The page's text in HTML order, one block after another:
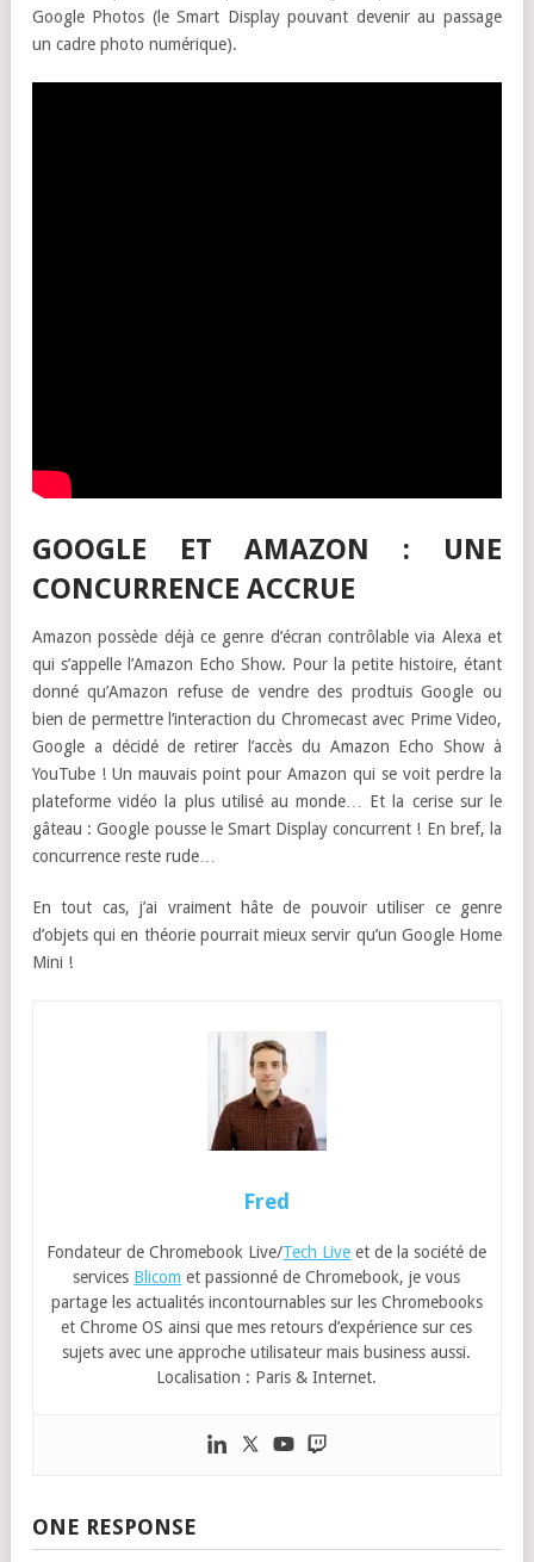
Google Photos (le Smart Display pouvant devenir au passage
un cadre photo numérique).
GOOGLE ET AMAZON : UNE
CONCURRENCE ACCRUE
Amazon possède déjà ce genre d’écran contrôlable via Alexa et
qui s’appelle l’Amazon Echo Show. Pour la petite histoire, étant
donné qu’Amazon refuse de vendre des prodtuis Google ou
bien de permettre l’interaction du Chromecast avec Prime Video,
Google a décidé de retirer l’accès du Amazon Echo Show à
YouTube ! Un mauvais point pour Amazon qui se voit perdre la
plateforme vidéo la plus utilisé au monde… Et la cerise sur le
gâteau : Google pousse le Smart Display concurrent ! En bref, la
concurrence reste rude…
En tout cas, j’ai vraiment hâte de pouvoir utiliser ce genre
d’objets qui en théorie pourrait mieux servir qu’un Google Home
Mini !
Fred
Fondateur de Chromebook Live/Tech Live et de la société de
services Blicom et passionné de Chromebook, je vous
partage les actualités incontournables sur les Chromebooks
et Chrome OS ainsi que mes retours d’expérience sur ces
sujets avec une approche utilisateur mais business aussi.
Localisation : Paris & Internet.
ONE RESPONSE